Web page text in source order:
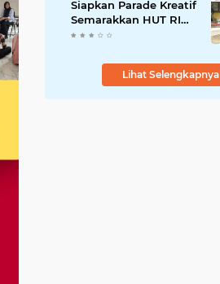
Siapkan Parade Kreatif
Semarakkan HUT RI
ke-81, Pendaftaran
Dibuka
Lihat Selengkapnya